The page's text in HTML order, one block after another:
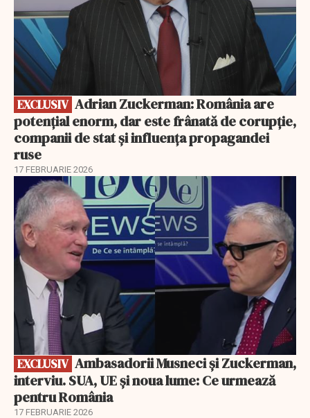
EXCLUSIV
potențial enorm, dar este frânată de corupție,
companii de stat și influența propagandei
ruse
17 FEBRUARIE 2026
EXCLUSIV
EXCLUSIV
interviu. SUA, UE și noua lume: Ce urmează
pentru România
17 FEBRUARIE 2026